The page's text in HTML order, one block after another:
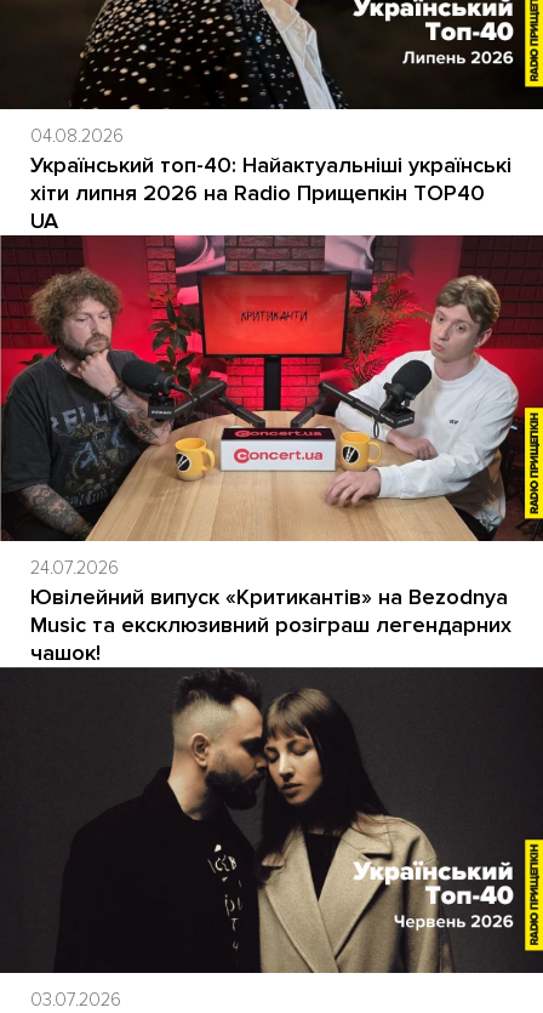
04.08.2026
Український топ-40: Найактуальніші українські
хіти липня 2026 на Radio Прищепкін TOP40
UA
24.07.2026
Ювілейний випуск «Критикантів» на Bezodnya
Music та ексклюзивний розіграш легендарних
чашок!
03.07.2026